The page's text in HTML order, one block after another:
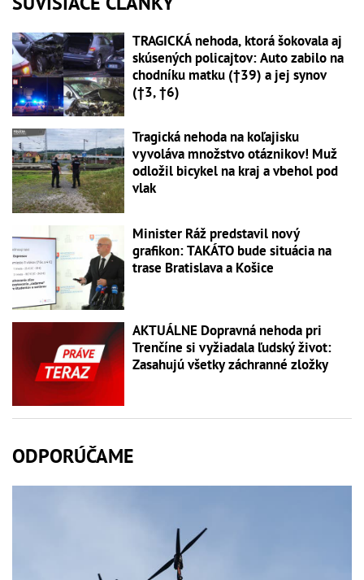
TRAGICKÁ nehoda, ktorá šokovala aj
skúsených policajtov: Auto zabilo na
chodníku matku (†39) a jej synov
(†3, †6)
Tragická nehoda na koľajisku
vyvoláva množstvo otáznikov! Muž
odložil bicykel na kraj a vbehol pod
vlak
Minister Ráž predstavil nový
grafikon: TAKÁTO bude situácia na
trase Bratislava a Košice
AKTUÁLNE Dopravná nehoda pri
Trenčíne si vyžiadala ľudský život:
Zasahujú všetky záchranné zložky
ODPORÚČAME